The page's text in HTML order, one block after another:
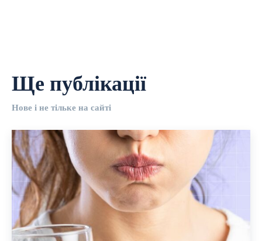
Ще публікації
Нове і не тільке на сайті